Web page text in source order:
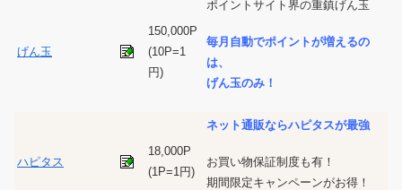
げん玉
150,000P
(10P=1
円)
ポイントサイト界の重鎮げん玉
毎月自動でポイントが増えるの
は、
げん玉のみ！
ハピタス
18,000P
(1P=1円)
ネット通販ならハピタスが最強
お買い物保証制度も有！
期間限定キャンペーンがお得！